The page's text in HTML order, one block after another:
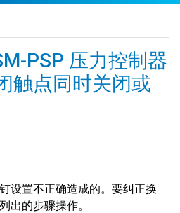
PSP 压力控制器
触点同时关闭或
设置不正确造成的。要纠正换
出的步骤操作。